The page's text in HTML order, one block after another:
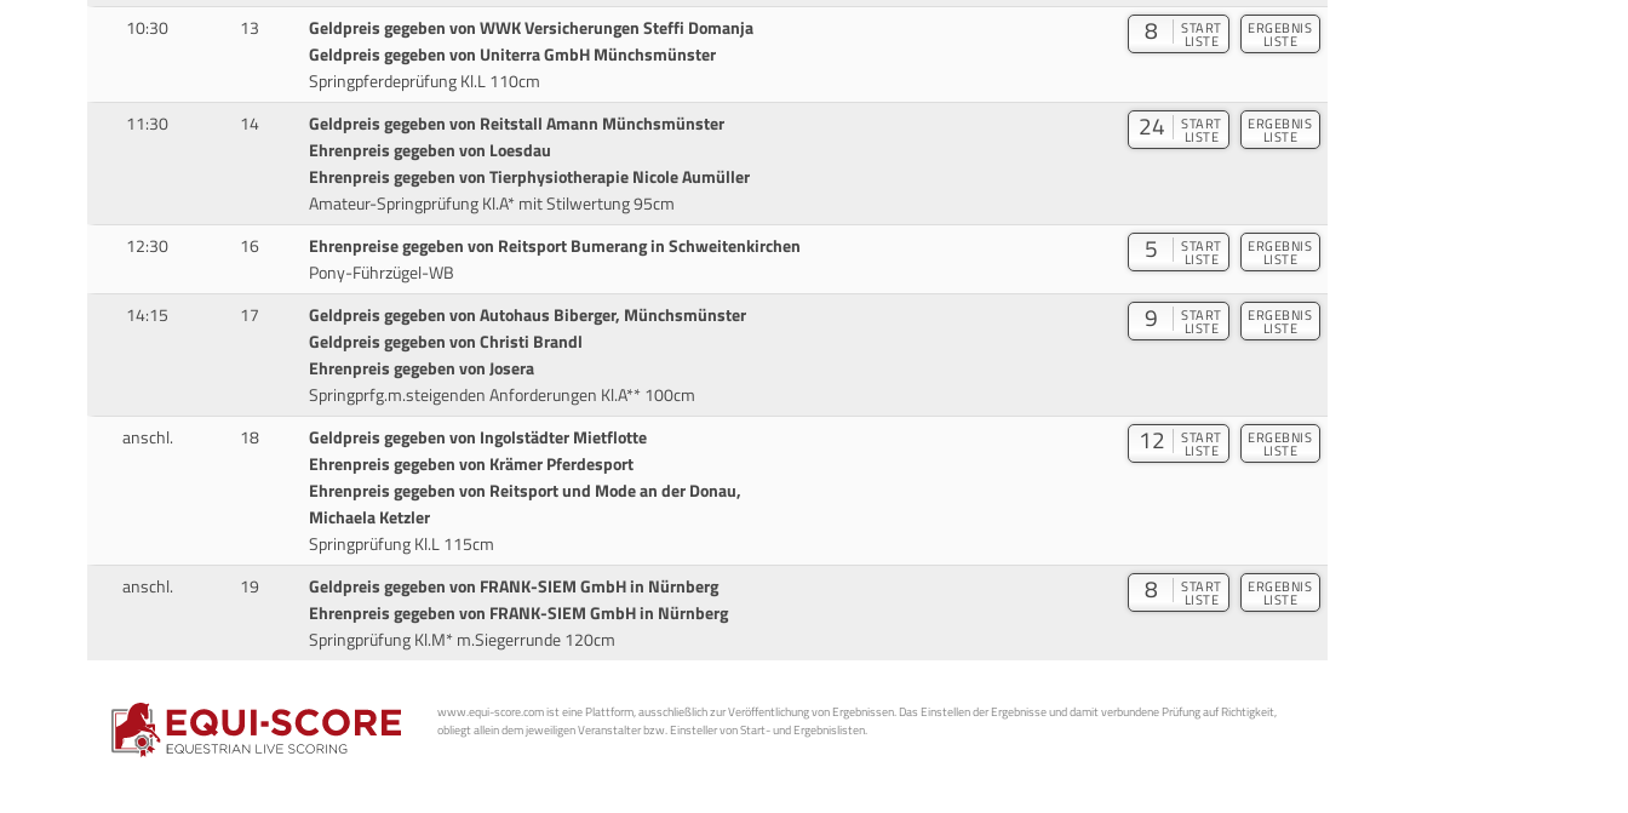
10:30 13
Geldpreis gegeben von WWK Versicherungen Steffi Domanja
Geldpreis gegeben von Uniterra GmbH Münchsmünster
Springpferdeprüfung Kl.L 110cm
8 START
LISTE
ERGEBNIS
LISTE
11:30 14
Geldpreis gegeben von Reitstall Amann Münchsmünster
Ehrenpreis gegeben von Loesdau
Ehrenpreis gegeben von Tierphysiotherapie Nicole Aumüller
Amateur-Springprüfung Kl.A* mit Stilwertung 95cm
24 START
LISTE
ERGEBNIS
LISTE
12:30 16
Ehrenpreise gegeben von Reitsport Bumerang in Schweitenkirchen
Pony-Führzügel-WB
5 START
LISTE
ERGEBNIS
LISTE
14:15 17
Geldpreis gegeben von Autohaus Biberger, Münchsmünster
Geldpreis gegeben von Christi Brandl
Ehrenpreis gegeben von Josera
Springprfg.m.steigenden Anforderungen Kl.A** 100cm
9 START
LISTE
ERGEBNIS
LISTE
anschl. 18
Geldpreis gegeben von Ingolstädter Mietflotte
Ehrenpreis gegeben von Krämer Pferdesport
Ehrenpreis gegeben von Reitsport und Mode an der Donau,
Michaela Ketzler
Springprüfung Kl.L 115cm
12 START
LISTE
ERGEBNIS
LISTE
anschl. 19
Geldpreis gegeben von FRANK-SIEM GmbH in Nürnberg
Ehrenpreis gegeben von FRANK-SIEM GmbH in Nürnberg
Springprüfung Kl.M* m.Siegerrunde 120cm
8 START
LISTE
ERGEBNIS
LISTE
www.equi-score.com ist eine Plattform, ausschließlich zur Veröffentlichung von Ergebnissen. Das Einstellen der Ergebnisse und damit verbundene Prüfung auf Richtigkeit,
obliegt allein dem jeweiligen Veranstalter bzw. Einsteller von Start- und Ergebnislisten.